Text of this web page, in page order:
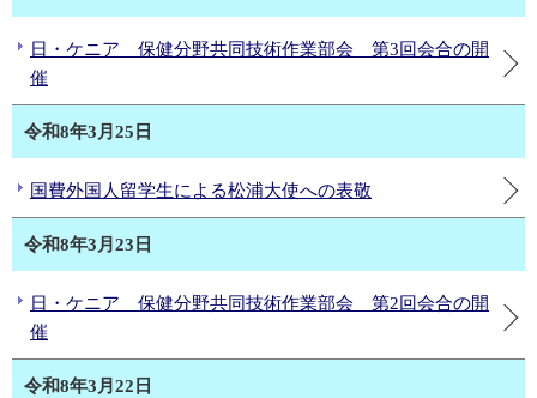
日・ケニア 保健分野共同技術作業部会 第3回会合の開
催
令和8年3月25日
国費外国人留学生による松浦大使への表敬
令和8年3月23日
日・ケニア 保健分野共同技術作業部会 第2回会合の開
催
令和8年3月22日